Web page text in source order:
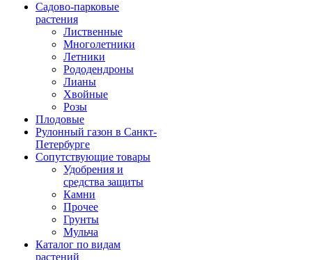
Садово-парковые
растения
Лиственные
Многолетники
Летники
Рододендроны
Лианы
Хвойные
Розы
Плодовые
Рулонный газон в Санкт-
Петербурге
Сопутствующие товары
Удобрения и
средства защиты
Камни
Прочее
Грунты
Мульча
Каталог по видам
растений